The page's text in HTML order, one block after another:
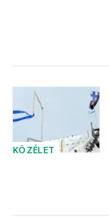
KÖZÉLET